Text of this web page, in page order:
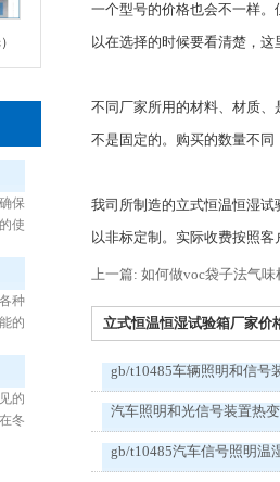
保
使
种
的
的
冬
一个型号的价格也会不一样
以在选择的时候要看清楚，
不同厂家所用的材料、材质
不是固定的。购买的数量不
我司所制造的立式恒温恒湿
以非标定制。实际收费按照
上一篇: 如何做voc袋子法气味
立式恒温恒湿试验箱厂家价
gb/t10485车辆照明和信号
汽车照明和光信号装置热
gb/t10485汽车信号照明温